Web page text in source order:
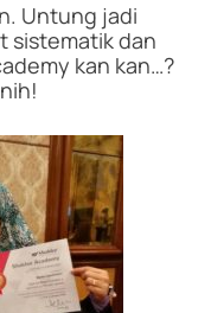
Untung jadi
sistematik dan
kan kan…?